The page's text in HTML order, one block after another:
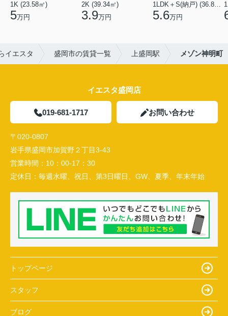
1K (23.58㎡)
5万円
2K (39.34㎡)
3.9万円
1LDK＋S(納戸) (36.80㎡)
5.6万円
イエスタ 盛岡市の賃貸一覧 上盛岡駅 メゾン神明町
イエスタ盛岡店
019-681-1717 お問い合わせ
〒020-0807
岩手県盛岡市加賀野２丁目3-43
営業時間： 10：00-17：30
定休日： 毎週水曜、祝日、第3日曜日、GW、夏季、年末年始
トップページ
スタッフ
ブログ